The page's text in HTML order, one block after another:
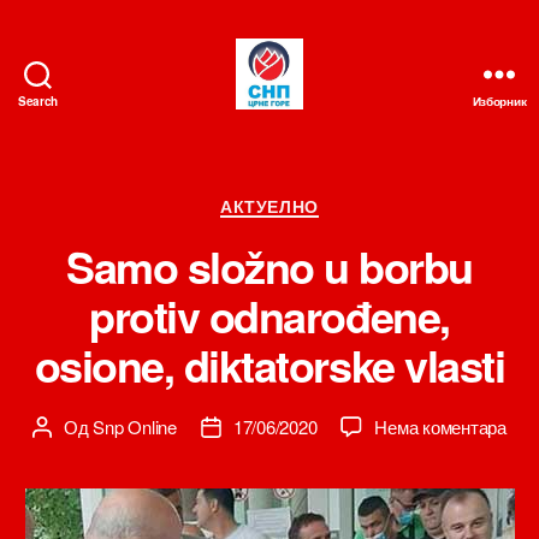
Search Изборник
Категорије
АКТУЕЛНО
Samo složno u borbu
protiv odnarođene,
osione, diktatorske vlasti
Аутор
ОдSnp Online
Датум17/06/2020 Нема коментарана
u